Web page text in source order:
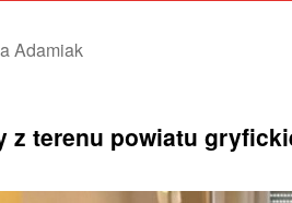
Adamiak
z terenu powiatu